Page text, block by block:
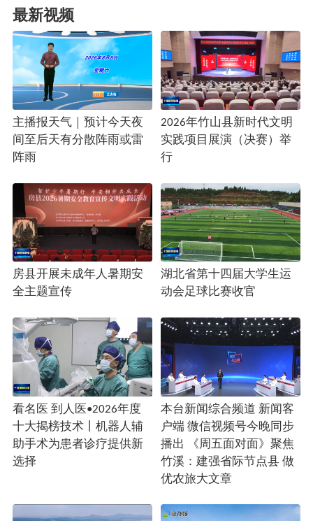
最新视频
主播报天气｜预计今天夜
间至后天有分散阵雨或雷
阵雨
2026年竹山县新时代文明
实践项目展演（决赛）举
行
房县开展未成年人暑期安
全主题宣传
湖北省第十四届大学生运
动会足球比赛收官
看名医 到人医•2026年度
十大揭榜技术丨机器人辅
助手术为患者诊疗提供新
选择
本台新闻综合频道 新闻客
户端 微信视频号今晚同步
播出 《周五面对面》聚焦
竹溪：建强省际节点县 做
优农旅大文章